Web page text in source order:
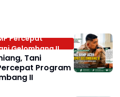
Percepat
Gelombang II
Tani
Program
II